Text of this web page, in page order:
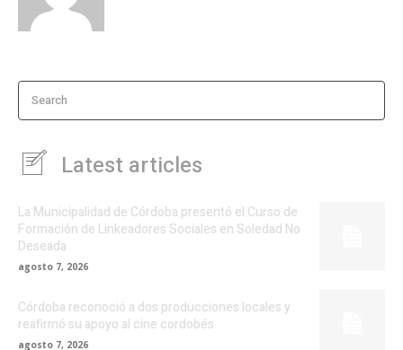
Search
Latest articles
La Municipalidad de Córdoba presentó el Curso de
Formación de Linkeadores Sociales en Soledad No
Deseada
agosto 7, 2026
Córdoba reconoció a dos producciones locales y
reafirmó su apoyo al cine cordobés
agosto 7, 2026